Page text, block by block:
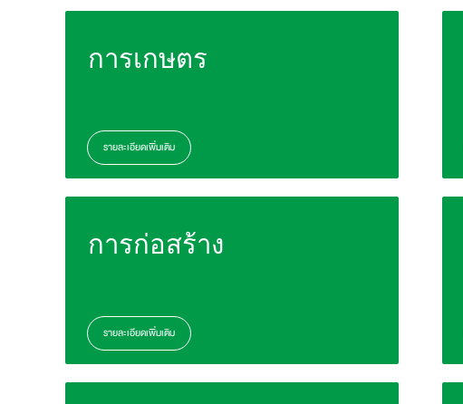
การเกษตร
รายละเอียดเพิ่มเติม
การก่อสร้าง
รายละเอียดเพิ่มเติม